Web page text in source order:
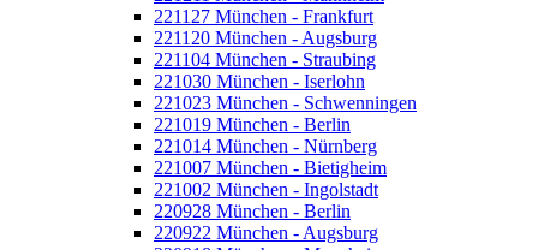
221127 München - Frankfurt
221120 München - Augsburg
221104 München - Straubing
221030 München - Iserlohn
221023 München - Schwenningen
221019 München - Berlin
221014 München - Nürnberg
221007 München - Bietigheim
221002 München - Ingolstadt
220928 München - Berlin
220922 München - Augsburg